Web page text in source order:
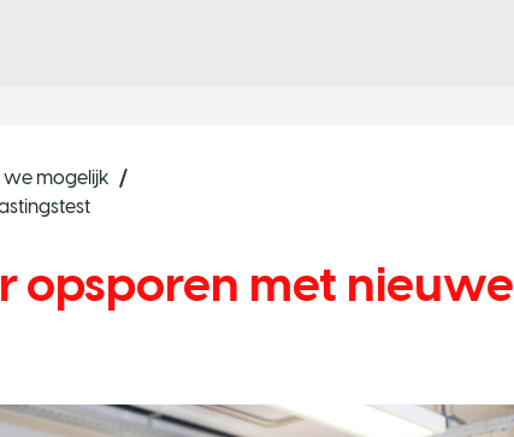
mogelijk
opsporen met nieuwe